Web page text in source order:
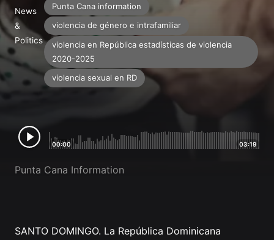
News
&
Politics
Punta Cana information
violencia de género e intrafamiliar
violencia en República estadísticas de violencia
2020-2025
violencia sexual en RD
00:00 03:19
Punta Cana Information
SANTO DOMINGO. La República Dominicana